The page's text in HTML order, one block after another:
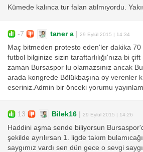
Kümede kalınca tur falan atılmıyordu.
-7 taner a | 29 Eylül 2015 | 14:34
Maç bitmeden protesto eden'ler dakika 70
futbol bilginize sizin taraftarlılığı'nıza bi
zaman Bursaspor lu olamazsınız ancak
arada kongrede Bölükbaşına oy verenler
eseriniz.Admin bir önceki yorumu
13 Bilek16 | 29 Eylül 2015 | 14:26
Haddini aşma sende biliyorsun
şekilde ayrılırsan 1. ligde takım
saygımız vardı sen dün gece o sevgi